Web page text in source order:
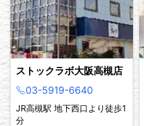
ストックラボ大阪高槻店
03-5919-6640
JR高槻駅 地下西口より徒歩1
分